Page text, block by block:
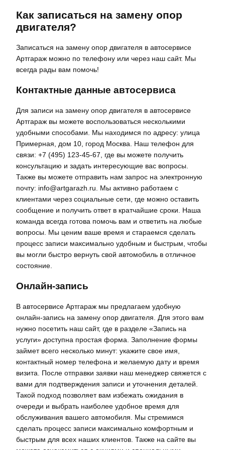
Как записаться на замену опор
двигателя?
Записаться на замену опор двигателя в автосервисе
Артгараж можно по телефону или через наш сайт. Мы
всегда рады вам помочь!
Контактные данные автосервиса
Для записи на замену опор двигателя в автосервисе
Артгараж вы можете воспользоваться несколькими
удобными способами. Мы находимся по адресу: улица
Примерная, дом 10, город Москва. Наш телефон для
связи: +7 (495) 123-45-67, где вы можете получить
консультацию и задать интересующие вас вопросы.
Также вы можете отправить нам запрос на электронную
почту: info@artgarazh.ru. Мы активно работаем с
клиентами через социальные сети, где можно оставить
сообщение и получить ответ в кратчайшие сроки. Наша
команда всегда готова помочь вам и ответить на любые
вопросы. Мы ценим ваше время и стараемся сделать
процесс записи максимально удобным и быстрым, чтобы
вы могли быстро вернуть свой автомобиль в отличное
состояние.
Онлайн-запись
В автосервисе Артгараж мы предлагаем удобную
онлайн-запись на замену опор двигателя. Для этого вам
нужно посетить наш сайт, где в разделе «Запись на
услуги» доступна простая форма. Заполнение формы
займет всего несколько минут: укажите свое имя,
контактный номер телефона и желаемую дату и время
визита. После отправки заявки наш менеджер свяжется с
вами для подтверждения записи и уточнения деталей.
Такой подход позволяет вам избежать ожидания в
очереди и выбрать наиболее удобное время для
обслуживания вашего автомобиля. Мы стремимся
сделать процесс записи максимально комфортным и
быстрым для всех наших клиентов. Также на сайте вы